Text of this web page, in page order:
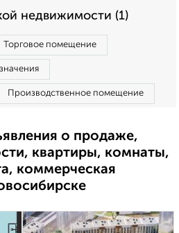
недвижимости (1)
Торговое помещение
Производственное помещение
о продаже,
квартиры, комнаты,
коммерческая